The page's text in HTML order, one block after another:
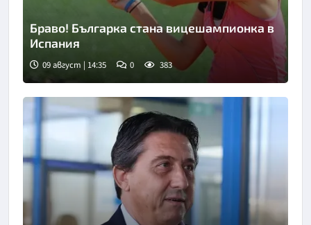
Снимка: БТА
Браво! Българка стана вицешампионка в
Испания
09 август | 14:35 0 383